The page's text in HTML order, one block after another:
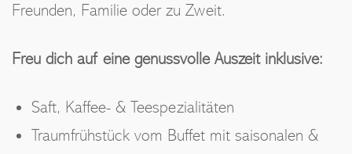
Freunden, Familie oder zu Zweit.
Freu dich auf eine genussvolle Auszeit inklusive:
Saft, Kaffee- & Teespezialitäten
Traumfrühstück vom Buffet mit saisonalen &